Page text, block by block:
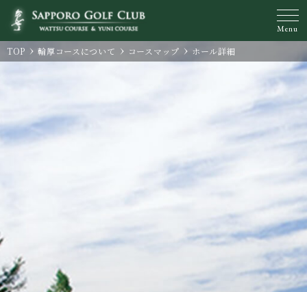
Menu
TOP 輪厚コースについて コースマップ ホール詳細